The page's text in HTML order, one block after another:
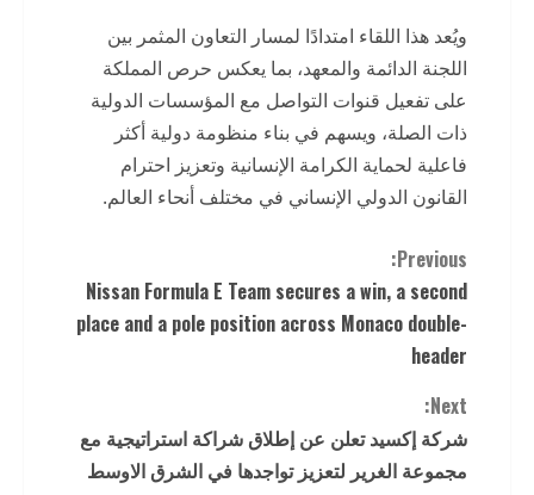
ويُعد هذا اللقاء امتدادًا لمسار التعاون المثمر بين
اللجنة الدائمة والمعهد، بما يعكس حرص المملكة
على تفعيل قنوات التواصل مع المؤسسات الدولية
ذات الصلة، ويسهم في بناء منظومة دولية أكثر
فاعلية لحماية الكرامة الإنسانية وتعزيز احترام
القانون الدولي الإنساني في مختلف أنحاء العالم.
C
o
n
t
i
Previous:
Nissan Formula E Team secures a win, a second
place and a pole position across Monaco double-
header
Next:
شركة إكسيد تعلن عن إطلاق شراكة استراتيجية مع
مجموعة الغرير لتعزيز تواجدها في الشرق الاوسط